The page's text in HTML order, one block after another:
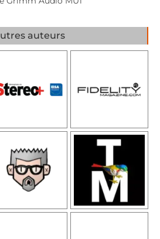
auteurs